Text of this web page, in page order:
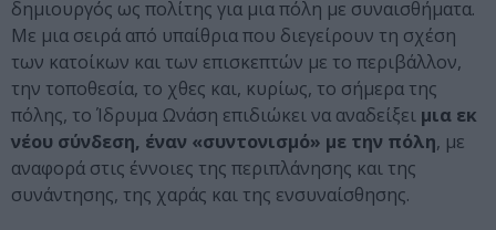
δημιουργός ως πολίτης για μια πόλη με συναισθήματα.
Με μια σειρά από υπαίθρια που διεγείρουν τη σχέση
των κατοίκων και των επισκεπτών με το περιβάλλον,
την τοποθεσία, το χθες και, κυρίως, το σήμερα της
πόλης, το Ίδρυμα Ωνάση επιδιώκει να αναδείξει μια εκ
νέου σύνδεση, έναν «συντονισμό» με την πόλη, με
αναφορά στις έννοιες της περιπλάνησης και της
συνάντησης, της χαράς και της ενσυναίσθησης.